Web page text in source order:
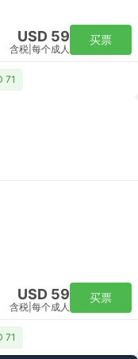
USD 59
含税 每个成人
买票
71
USD 59
含税 每个成人
买票
71